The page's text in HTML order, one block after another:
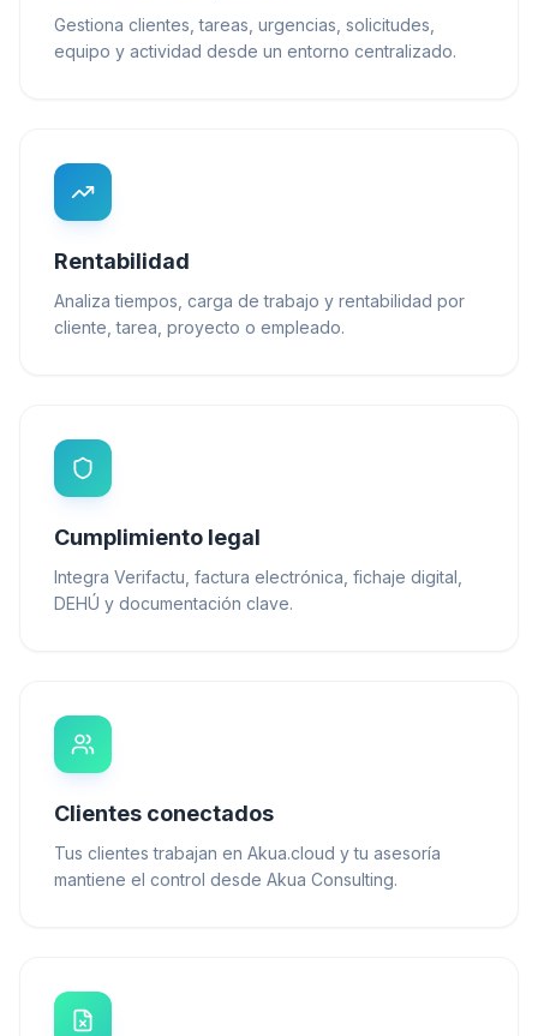
Gestiona clientes, tareas, urgencias, solicitudes,
equipo y actividad desde un entorno centralizado.
Rentabilidad
Analiza tiempos, carga de trabajo y rentabilidad por
cliente, tarea, proyecto o empleado.
Cumplimiento legal
Integra Verifactu, factura electrónica, fichaje digital,
DEHÚ y documentación clave.
Clientes conectados
Tus clientes trabajan en Akua.cloud y tu asesoría
mantiene el control desde Akua Consulting.